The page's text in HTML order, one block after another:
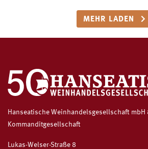
MEHR LADEN
Hanseatische Weinhandelsgesellschaft mbH
Kommanditgesellschaft
Lukas-Welser-Straße 8